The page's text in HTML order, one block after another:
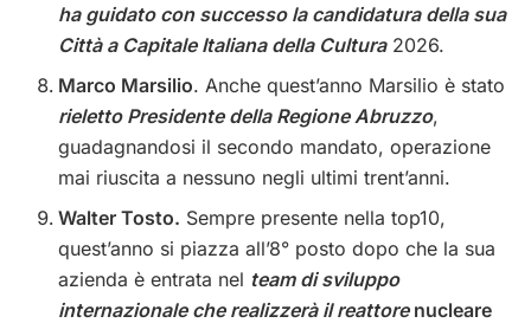
ha guidato con successo la candidatura della sua
Città a Capitale Italiana della Cultura2026.
Marco Marsilio. Anche quest’anno Marsilio è stato
rieletto Presidente della Regione Abruzzo,
guadagnandosi il secondo mandato, operazione
mai riuscita a nessuno negli ultimi trent’anni.
Walter Tosto. Sempre presente nella top10,
quest’anno si piazza all’8° posto dopo che la sua
azienda è entrata nel team di sviluppo
internazionale che realizzerà il reattorenucleare